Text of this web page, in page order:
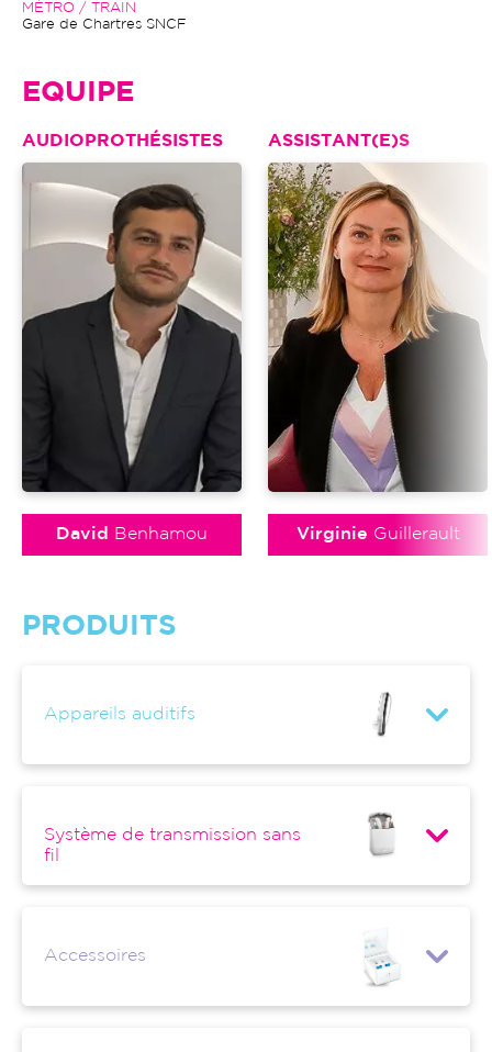
MÉTRO / TRAIN
Gare de Chartres SNCF
EQUIPE
AUDIOPROTHÉSISTES
David Benhamou
ASSISTANT(E)S
Virginie Guillerault
PRODUITS
Appareils auditifs
Système de transmission sans
fil
Accessoires